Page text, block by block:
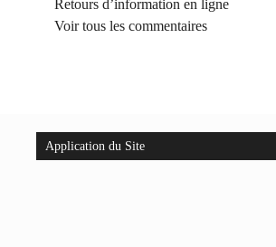
Retours d’information en ligne
Voir tous les commentaires
Application du Site